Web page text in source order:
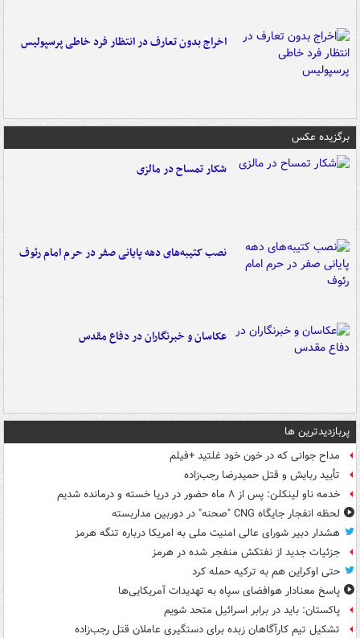
اخراج بدون تعارف در انتظار فرد خاطی پرسپولیس
برگزیده عکس
شکار تمساح در مالزی
نصب کتیبه‌های دهه پایانی صفر در حرم امام رئوف
عکاسان و خبرنگاران در دفاع مقدس
پربازدیدترین ها
مداح جوانی که در خون خود غلتید +فیلم
تأیید ربایش و قتل حمیدرضا رجب‌زاده
خدمه ناو لینکلن: پس از ۸ ماه حضور در دریا خسته و درمانده‌ شدیم
لحظه انفجار جایگاه CNG "صحنه" در دوربین مداربسته
هشدار دبیر شورای عالی امنیت ملی به امریکا درباره تنگه هرمز
جزئیات جدید از نفتکش منفجر شده در هرمز
حتی اوکراین هم به ترکیه حمله کرد
پاسخ معنادار هوافضای سپاه به تهدیدات آمریکایی‌ها
پاکستان: باید در برابر اسرائیل متحد شویم
تشکیل تیم کارآگاهان زبده برای دستگیری عاملان قتل رجب‌زاده